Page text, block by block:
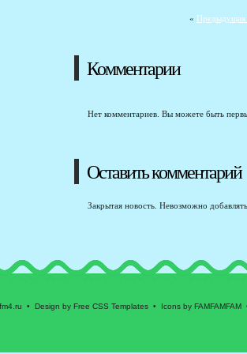
« Предыдущая
Комментарии
Нет комментариев. Вы можете быть
Оставить комментарий
Закрытая новость. Невозможно
• Design by Free CSS Templates • Icons by